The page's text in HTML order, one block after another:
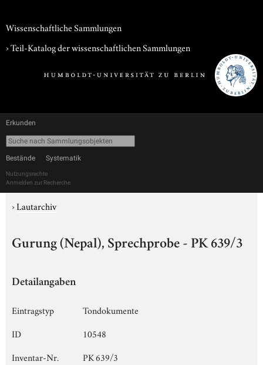
Wissenschaftliche Sammlungen
› Teil-Katalog der wissenschaftlichen Sammlungen
Erkunden
Bestände Systematik
Nutzungsrechte
Anmelden zur Recherche
›Lautarchiv
Gurung (Nepal), Sprechprobe - PK 639/3
Detailangaben
Eintragstyp
Tondokumente
ID
10548
Inventar-Nr.
PK 639/3